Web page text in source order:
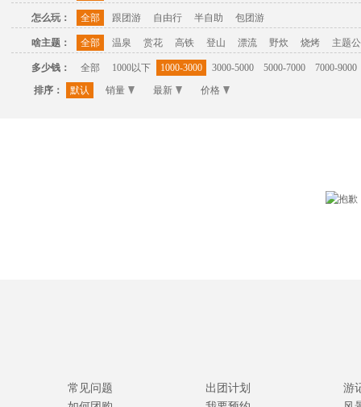
怎么玩： 全部 跟团游 自由行 半自助 包团游
啥主题： 全部 温泉 赏花 高铁 登山 漂流 野炊 烧烤 主题
多少钱： 全部 1000以下 1000-3000 3000-5000 5000-7000
7000-9000
排序：
默认 销量 最新 价格
常见问题
出团计划
游